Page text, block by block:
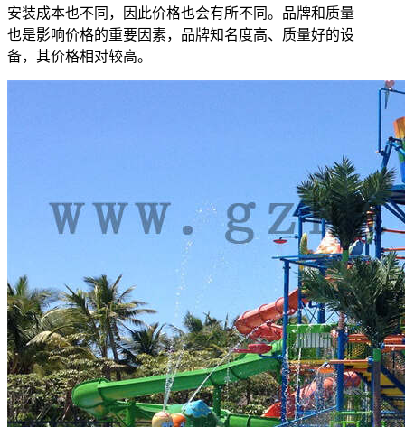
安装成本也不同，因此价格也会有所不同。品牌和质量
也是影响价格的重要因素，品牌知名度高、质量好的设
备，其价格相对较高。